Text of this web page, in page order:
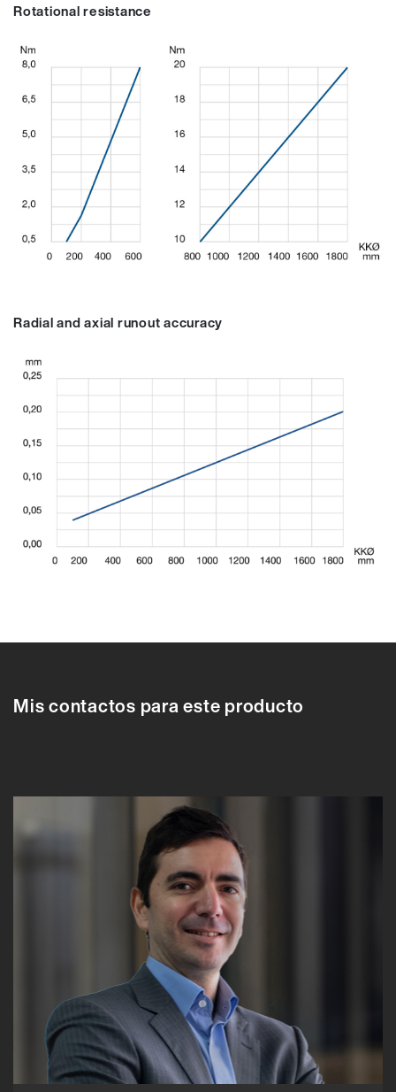
Rotational resistance
Radial and axial runout accuracy
Mis contactos para este producto